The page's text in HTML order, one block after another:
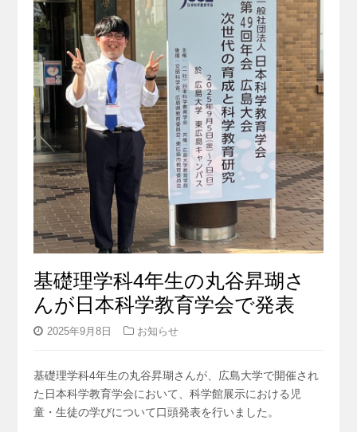
基礎理学科4年生の丸谷昇瑚さ
んが日本科学教育学会で発表
2025年9月8日 お知らせ
基礎理学科4年生の丸谷昇瑚さんが、広島大学で開催され
た日本科学教育学会において、科学館展示における児
童・生徒の学びについて口頭発表を行いました。